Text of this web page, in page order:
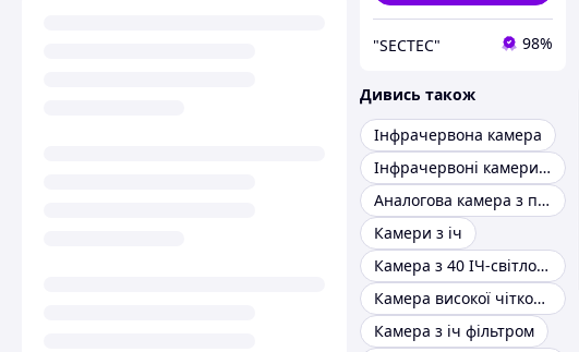
"SECTEC" 98%
Дивись також
Інфрачервона камера
Інфрачервоні камери відеоспостереження
Аналогова камера з підсвіткою
Камери з іч
Камера з 40 ІЧ-світлодіодами 940 нм
Камера високої чіткості
Камера з іч фільтром